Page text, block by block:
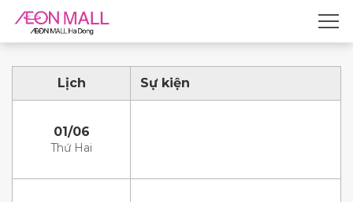
Lịch Sự kiện
01/06
Thứ Hai